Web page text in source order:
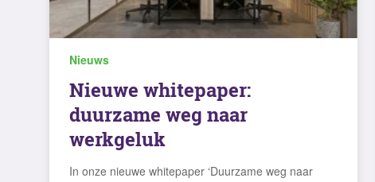
Nieuws
Nieuwe whitepaper:
duurzame weg naar
werkgeluk
In onze nieuwe whitepaper ‘Duurzame weg naar